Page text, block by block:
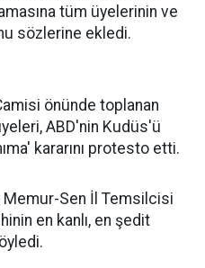
tüm üyelerinin ve
sözlerine ekledi.
önünde toplanan
ABD'nin Kudüs'ü
kararını protesto etti.
Memur-Sen İl Temsilcisi
en kanlı, en şedit